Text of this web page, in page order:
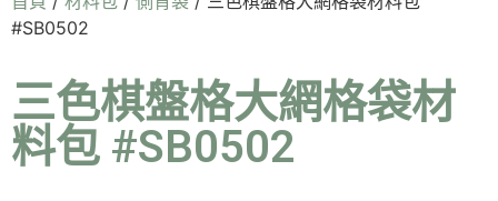
#SB0502
三色棋盤格大網格袋材
料包 #SB0502